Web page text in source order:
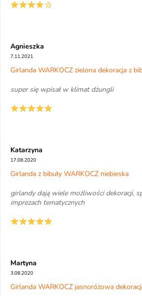
Agnieszka
7.11.2021
Girlanda WARKOCZ zielona dekoracja z
super się wpisał w klimat dżungli
Katarzyna
17.08.2020
Girlanda z bibuły WARKOCZ niebieska
girlandy dają wiele możliwości dekoracji,
imprezach tematycznych
Martyna
3.08.2020
Girlanda WARKOCZ jasnoróżowa